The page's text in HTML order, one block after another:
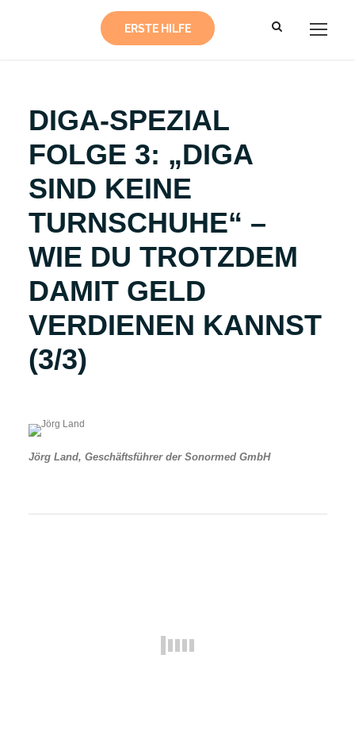
ERSTE HILFE
DIGA-SPEZIAL
FOLGE 3: „DIGA
SIND KEINE
TURNSCHUHE“ –
WIE DU TROTZDEM
DAMIT GELD
VERDIENEN KANNST
(3/3)
Jörg Land, Geschäftsführer der Sonormed GmbH